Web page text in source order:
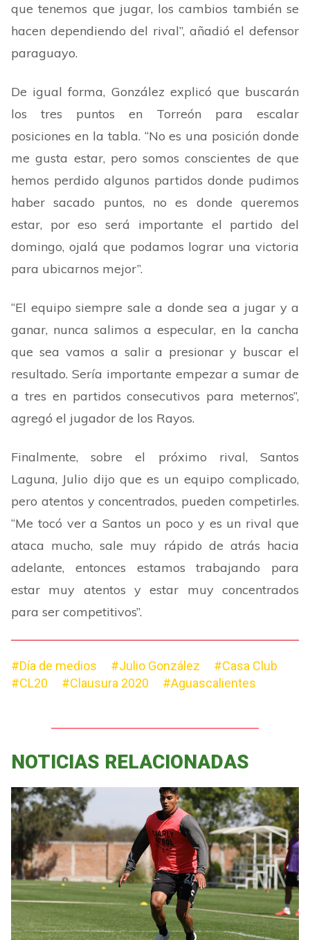
que tenemos que jugar, los cambios también se
hacen dependiendo del rival”, añadió el defensor
paraguayo.
De igual forma, González explicó que buscarán
los tres puntos en Torreón para escalar
posiciones en la tabla. “No es una posición donde
me gusta estar, pero somos conscientes de que
hemos perdido algunos partidos donde pudimos
haber sacado puntos, no es donde queremos
estar, por eso será importante el partido del
domingo, ojalá que podamos lograr una victoria
para ubicarnos mejor”.
“El equipo siempre sale a donde sea a jugar y a
ganar, nunca salimos a especular, en la cancha
que sea vamos a salir a presionar y buscar el
resultado. Sería importante empezar a sumar de
a tres en partidos consecutivos para meternos”,
agregó el jugador de los Rayos.
Finalmente, sobre el próximo rival, Santos
Laguna, Julio dijo que es un equipo complicado,
pero atentos y concentrados, pueden competirles.
“Me tocó ver a Santos un poco y es un rival que
ataca mucho, sale muy rápido de atrás hacia
adelante, entonces estamos trabajando para
estar muy atentos y estar muy concentrados
para ser competitivos”.
#Día de medios #Julio González
#Casa Club
#CL20
#Clausura 2020 #Aguascalientes
NOTICIAS RELACIONADAS